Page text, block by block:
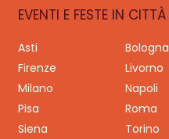
EVENTI E FESTE IN CITTÀ
Asti Bologna
Firenze
Livorno
Milano
Napoli
Pisa
Roma
Siena
Torino